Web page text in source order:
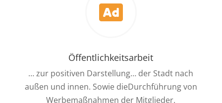

Öffentlichkeitsarbeit
… zur positiven Darstellung… der Stadt nach
außen und innen. Sowie dieDurchführung von
Werbemaßnahmen der Mitglieder.